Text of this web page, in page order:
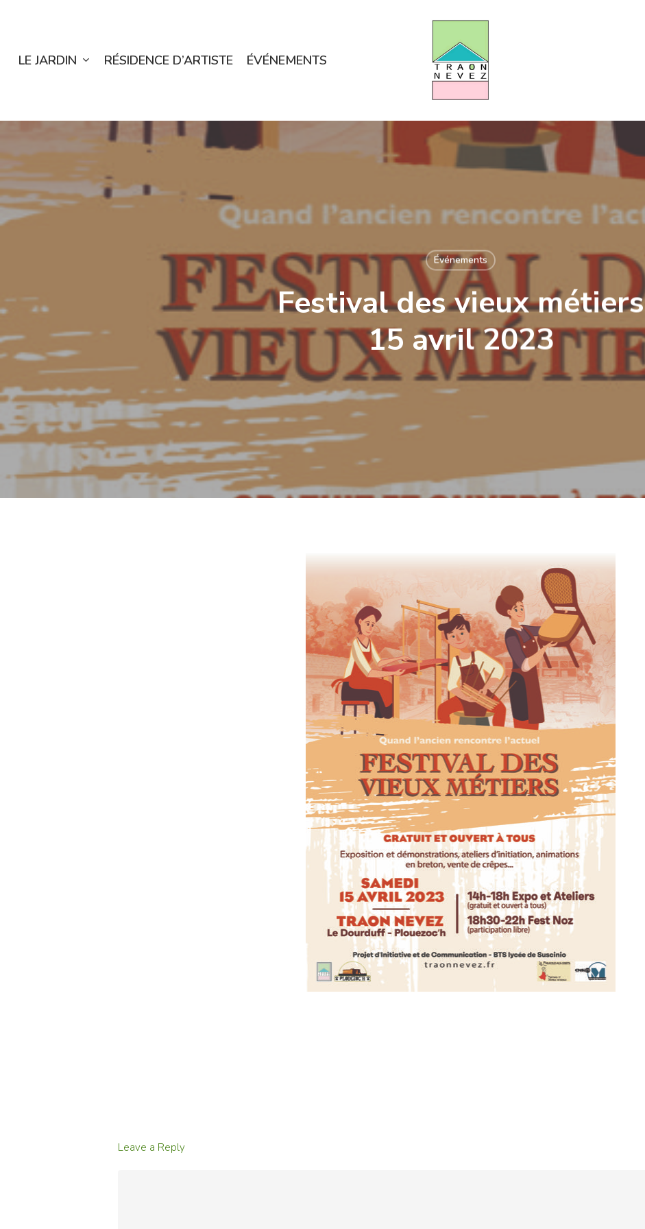
content
Hit enter to search or ESC to close
LE JARDIN RÉSIDENCE D’ARTISTE ÉVÉNEMENTS
Événements
Festival des vieux métiers
15 avril 2023
Leave a Reply